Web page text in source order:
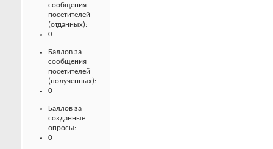
сообщения
посетителей
(отданных):
0
Баллов за
сообщения
посетителей
(полученных):
0
Баллов за
созданные
опросы:
0